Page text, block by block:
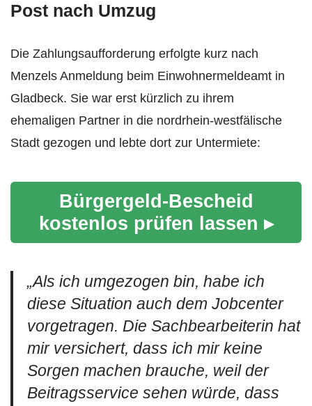
Post nach Umzug
Die Zahlungsaufforderung erfolgte kurz nach
Menzels Anmeldung beim Einwohnermeldeamt in
Gladbeck. Sie war erst kürzlich zu ihrem
ehemaligen Partner in die nordrhein-westfälische
Stadt gezogen und lebte dort zur Untermiete:
Bürgergeld-Bescheid
kostenlos prüfen lassen ▸
„Als ich umgezogen bin, habe ich
diese Situation auch dem Jobcenter
vorgetragen. Die Sachbearbeiterin hat
mir versichert, dass ich mir keine
Sorgen machen brauche, weil der
Beitragsservice sehen würde, dass